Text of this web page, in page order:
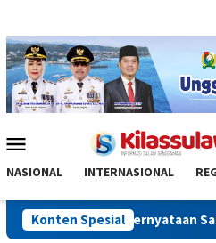
Mobile
NASIONAL INTERNASIONAL
Konten Spesial
soal Pernyataan Sainal Lonard